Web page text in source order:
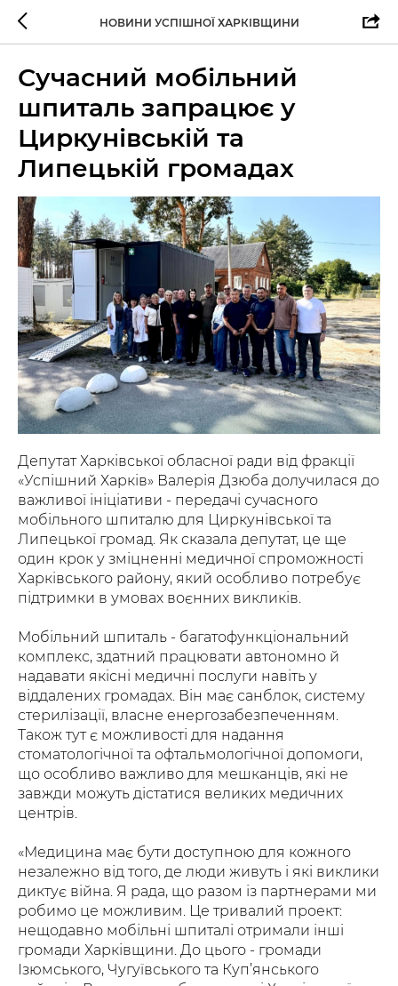
НОВИНИ УСПІШНОЇ ХАРКІВЩИНИ
Сучасний мобільний
шпиталь запрацює у
Циркунівській та
Липецькій громадах
Депутат Харківської обласної ради від фракції
«Успішний Харків» Валерія Дзюба долучилася до
важливої ініціативи - передачі сучасного
мобільного шпиталю для Циркунівської та
Липецької громад. Як сказала депутат, це ще
один крок у зміцненні медичної спроможності
Харківського району, який особливо потребує
підтримки в умовах воєнних викликів.
Мобільний шпиталь - багатофункціональний
комплекс, здатний працювати автономно й
надавати якісні медичні послуги навіть у
віддалених громадах. Він має санблок, систему
стерилізації, власне енергозабезпеченням.
Також тут є можливості для надання
стоматологічної та офтальмологічної допомоги,
що особливо важливо для мешканців, які не
завжди можуть дістатися великих медичних
центрів.
«Медицина має бути доступною для кожного
незалежно від того, де люди живуть і які виклики
диктує війна. Я рада, що разом із партнерами ми
робимо це можливим. Це тривалий проект:
нещодавно мобільні шпиталі отримали інші
громади Харківщини. До цього - громади
Ізюмського, Чугуївського та Куп’янського